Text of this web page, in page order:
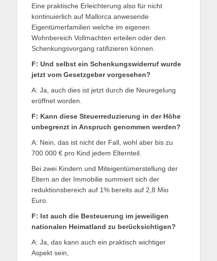
Eine praktische Erleichterung also für nicht
kontinuierlich auf Mallorca anwesende
Eigentümerfamilien welche im eigenen
Wohnbereich Vollmachten erteilen oder den
Schenkungsvorgang ratifizieren können.
F: Und selbst ein Schenkungswiderruf wurde
jetzt vom Gesetzgeber vorgesehen?
A: Ja, auch dies ist jetzt durch die Neuregelung
eröffnet worden.
F: Kann diese Steuerreduzierung in der Höhe
unbegrenzt in Anspruch genommen werden?
A: Nein, das ist nicht der Fall, wohl aber bis zu
700.000 € pro Kind jedem Elternteil.
Bei zwei Kindern und Miteigentümerstellung der
Eltern an der Immobilie summiert sich der
reduktionsbereich auf 1% bereits auf 2,8 Mio
Euro.
F: Ist auch die Besteuerung im jeweiligen
nationalen Heimatland zu berücksichtigen?
A: Ja, das kann auch ein praktisch wichtiger
Aspekt sein,